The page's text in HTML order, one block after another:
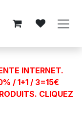
INTERNET.
/ 1+1 / 3=15€
CLIQUEZ